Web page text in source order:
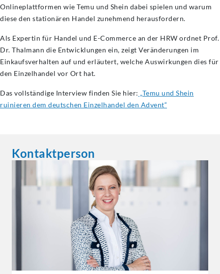
Onlineplattformen wie Temu und Shein dabei spielen und warum
diese den stationären Handel zunehmend herausfordern.
Als Expertin für Handel und E-Commerce an der HRW ordnet Prof.
Dr. Thalmann die Entwicklungen ein, zeigt Veränderungen im
Einkaufsverhalten auf und erläutert, welche Auswirkungen dies für
den Einzelhandel vor Ort hat.
Das vollständige Interview finden Sie hier: „Temu und Shein
ruinieren dem deutschen Einzelhandel den Advent“
Kontaktperson